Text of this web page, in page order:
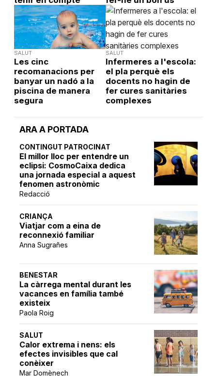
ARA A PORTADA
CONTINGUT PATROCINAT
El millor lloc per entendre un
eclipsi: CosmoCaixa dedica
una jornada especial a aquest
fenomen astronòmic
Redacció
CRIANÇA
Viatjar com a eina de
reconnexió familiar
Anna Sugrañes
BENESTAR
La càrrega mental durant les
vacances en família també
existeix
Paola Roig
SALUT
Calor extrema i nens: els
efectes invisibles que cal
conèixer
Mar Domènech
SALUT
Les cinc
recomanacions per
banyar un nadó a la
piscina de manera
segura
SALUT
Infermeres a l'escola:
el pla perquè els
docents no hagin de
fer cures sanitàries
complexes